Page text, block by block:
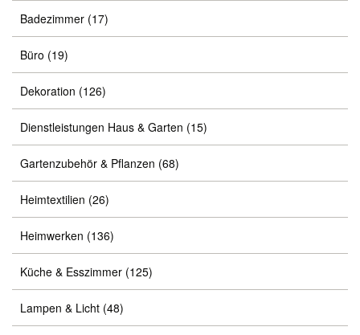
Badezimmer (17)
Büro (19)
Dekoration (126)
Dienstleistungen Haus & Garten (15)
Gartenzubehör & Pflanzen (68)
Heimtextilien (26)
Heimwerken (136)
Küche & Esszimmer (125)
Lampen & Licht (48)